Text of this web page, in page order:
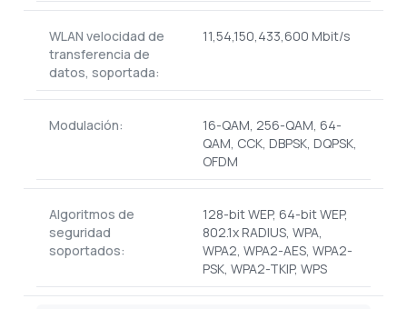
WLAN velocidad de
transferencia de
datos, soportada:
11,54,150,433,600 Mbit/s
Modulación:
16-QAM, 256-QAM, 64-
QAM, CCK, DBPSK, DQPSK,
OFDM
Algoritmos de
seguridad
soportados:
128-bit WEP, 64-bit WEP,
802.1x RADIUS, WPA,
WPA2, WPA2-AES, WPA2-
PSK, WPA2-TKIP, WPS